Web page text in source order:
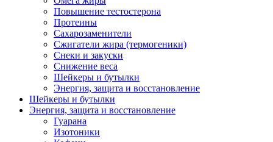
Повышение тестостерона
Протеины
Сахарозаменители
Сжигатели жира (термогеники)
Снеки и закуски
Снижение веса
Шейкеры и бутылки
Энергия, защита и восстановление
Шейкеры и бутылки
Энергия, защита и восстановление
Гуарана
Изотоники